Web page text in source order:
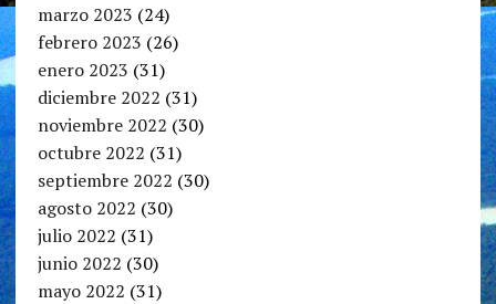
marzo 2023 (24)
febrero 2023 (26)
enero 2023 (31)
diciembre 2022 (31)
noviembre 2022 (30)
octubre 2022 (31)
septiembre 2022 (30)
agosto 2022 (30)
julio 2022 (31)
junio 2022 (30)
mayo 2022 (31)